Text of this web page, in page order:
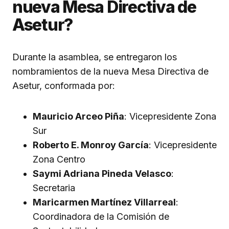
nueva Mesa Directiva de
Asetur?
Durante la asamblea, se entregaron los
nombramientos de la nueva Mesa Directiva de
Asetur, conformada por:
Mauricio Arceo Piña: Vicepresidente Zona
Sur
Roberto E. Monroy García: Vicepresidente
Zona Centro
Saymi Adriana Pineda Velasco:
Secretaria
Maricarmen Martínez Villarreal:
Coordinadora de la Comisión de